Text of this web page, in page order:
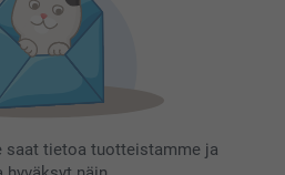
tietoa tuotteistamme ja